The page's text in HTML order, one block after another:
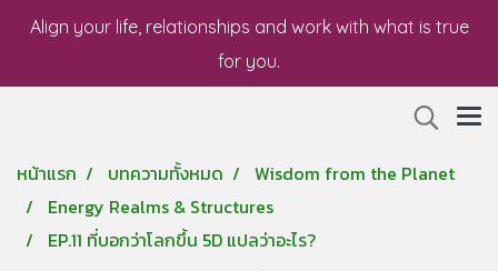
Align your life, relationships and work with what is true
for you.
หน้าแรก บทความทั้งหมด
Wisdom from the Planet
Energy Realms & Structures
EP.11 ที่บอกว่าโลกขึ้น 5D แปลว่าอะไร?